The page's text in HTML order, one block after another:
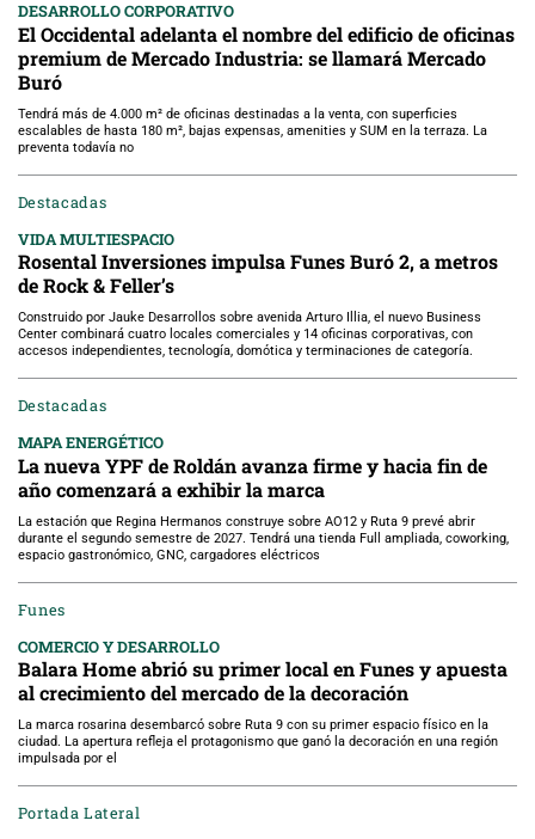
DESARROLLO CORPORATIVO
El Occidental adelanta el nombre del edificio de oficinas
premium de Mercado Industria: se llamará Mercado
Buró
Tendrá más de 4.000 m² de oficinas destinadas a la venta, con superficies
escalables de hasta 180 m², bajas expensas, amenities y SUM en la terraza. La
preventa todavía no
Destacadas
VIDA MULTIESPACIO
Rosental Inversiones impulsa Funes Buró 2, a metros
de Rock & Feller’s
Construido por Jauke Desarrollos sobre avenida Arturo Illia, el nuevo Business
Center combinará cuatro locales comerciales y 14 oficinas corporativas, con
accesos independientes, tecnología, domótica y terminaciones de categoría.
Destacadas
MAPA ENERGÉTICO
La nueva YPF de Roldán avanza firme y hacia fin de
año comenzará a exhibir la marca
La estación que Regina Hermanos construye sobre AO12 y Ruta 9 prevé abrir
durante el segundo semestre de 2027. Tendrá una tienda Full ampliada, coworking,
espacio gastronómico, GNC, cargadores eléctricos
Funes
COMERCIO Y DESARROLLO
Balara Home abrió su primer local en Funes y apuesta
al crecimiento del mercado de la decoración
La marca rosarina desembarcó sobre Ruta 9 con su primer espacio físico en la
ciudad. La apertura refleja el protagonismo que ganó la decoración en una región
impulsada por el
Portada Lateral